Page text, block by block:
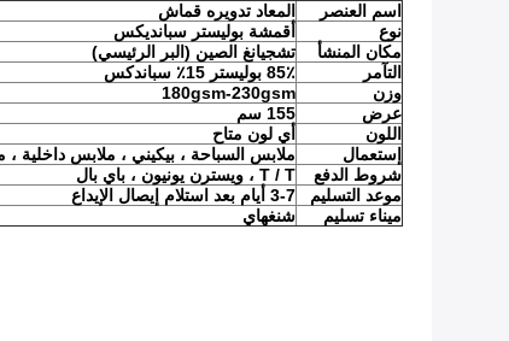
اسم العنصر المعاد تدويره قماش
نوع
أقمشة بوليستر سبانديكس
مكان المنشأ
تشجيانغ الصين (البر الرئيسي)
التآمر
85٪ بوليستر 15٪ سباندكس
وزن
180gsm-230gsm
عرض
155 سم
اللون
أي لون متاح
إستعمال
ملابس السباحة ، بيكيني ، ملابس داخلية
شروط الدفع
T / T ، ويسترن يونيون ، باي بال
موعد التسليم
3-7 أيام بعد استلام إيصال الإيداع
ميناء تسليم
شنغهاي